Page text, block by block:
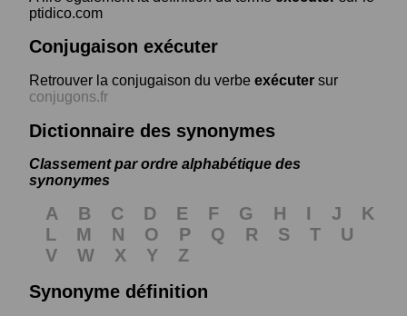
ptidico.com
Conjugaison exécuter
Retrouver la conjugaison du verbe exécuter sur
conjugons.fr
Dictionnaire des synonymes
Classement par ordre alphabétique des
synonymes
A B C D E F G H I J
K
L
M N O P Q R S T
U
V
W X Y
Z
Synonyme définition